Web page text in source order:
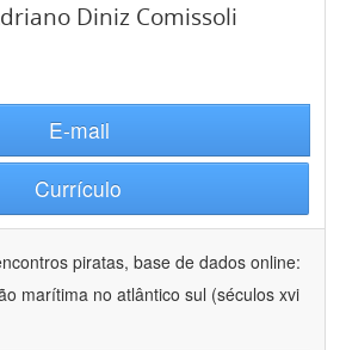
Diniz Comissoli
E-mail
Currículo
piratas, base de dados online:
marítima no atlântico sul (séculos xvi